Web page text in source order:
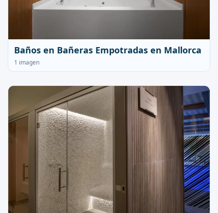
Baños en Bañeras Empotradas en Mallorca
1 imagen